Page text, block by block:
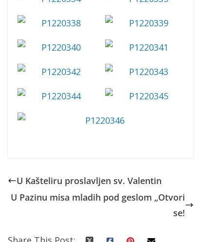
U Kašteliru proslavljen sv. Valentin
U Pazinu misa mladih pod geslom „Otvori
se!